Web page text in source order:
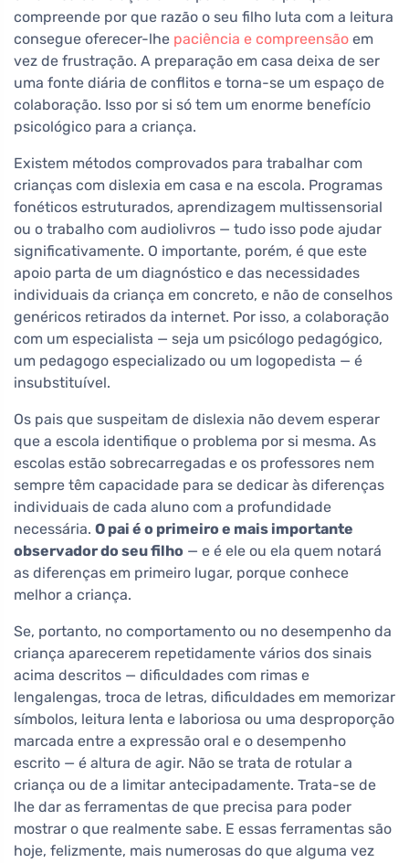
compreende por que razão o seu filho luta com a leitura
consegue oferecer-lhe paciência e compreensão em
vez de frustração. A preparação em casa deixa de ser
uma fonte diária de conflitos e torna-se um espaço de
colaboração. Isso por si só tem um enorme benefício
psicológico para a criança.
Existem métodos comprovados para trabalhar com
crianças com dislexia em casa e na escola. Programas
fonéticos estruturados, aprendizagem multissensorial
ou o trabalho com audiolivros — tudo isso pode ajudar
significativamente. O importante, porém, é que este
apoio parta de um diagnóstico e das necessidades
individuais da criança em concreto, e não de conselhos
genéricos retirados da internet. Por isso, a colaboração
com um especialista — seja um psicólogo pedagógico,
um pedagogo especializado ou um logopedista — é
insubstituível.
Os pais que suspeitam de dislexia não devem esperar
que a escola identifique o problema por si mesma. As
escolas estão sobrecarregadas e os professores nem
sempre têm capacidade para se dedicar às diferenças
individuais de cada aluno com a profundidade
necessária. O pai é o primeiro e mais importante
observador do seu filho — e é ele ou ela quem notará
as diferenças em primeiro lugar, porque conhece
melhor a criança.
Se, portanto, no comportamento ou no desempenho da
criança aparecerem repetidamente vários dos sinais
acima descritos — dificuldades com rimas e
lengalengas, troca de letras, dificuldades em memorizar
símbolos, leitura lenta e laboriosa ou uma desproporção
marcada entre a expressão oral e o desempenho
escrito — é altura de agir. Não se trata de rotular a
criança ou de a limitar antecipadamente. Trata-se de
lhe dar as ferramentas de que precisa para poder
mostrar o que realmente sabe. E essas ferramentas são
hoje, felizmente, mais numerosas do que alguma vez